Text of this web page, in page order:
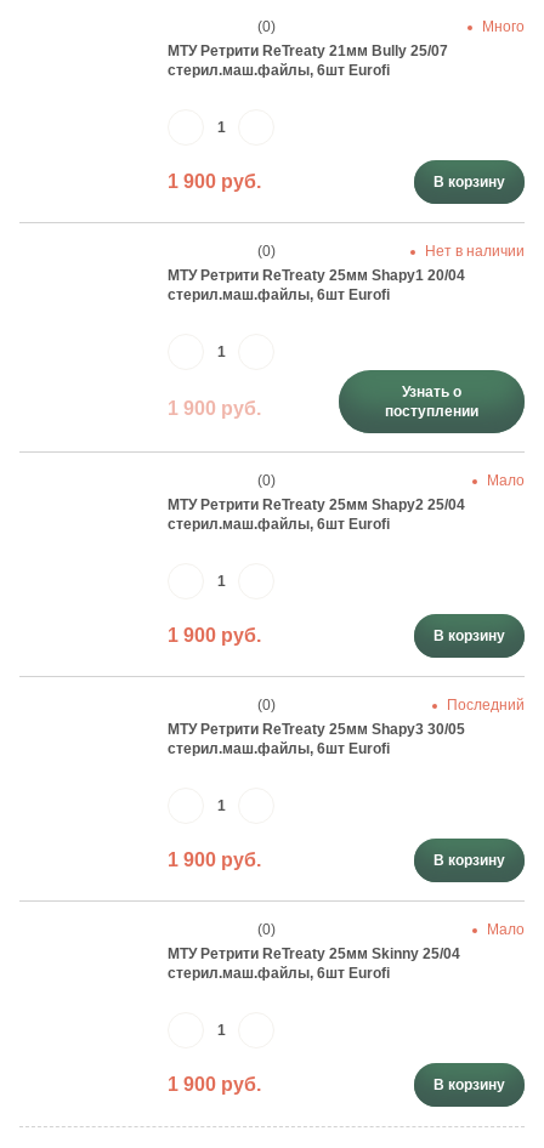
МТУ Ретрити ReTreaty 21мм Bully 25/07
стерил.маш.файлы, 6шт Eurofi
1 900 руб.
(0) Много
В корзину
МТУ Ретрити ReTreaty 25мм Shapy1 20/04
стерил.маш.файлы, 6шт Eurofi
1 900 руб.
(0) Нет в наличии
Узнать о
поступлении
МТУ Ретрити ReTreaty 25мм Shapy2 25/04
стерил.маш.файлы, 6шт Eurofi
1 900 руб.
(0) Мало
В корзину
МТУ Ретрити ReTreaty 25мм Shapy3 30/05
стерил.маш.файлы, 6шт Eurofi
1 900 руб.
(0) Последний
В корзину
МТУ Ретрити ReTreaty 25мм Skinny 25/04
стерил.маш.файлы, 6шт Eurofi
1 900 руб.
(0) Мало
В корзину